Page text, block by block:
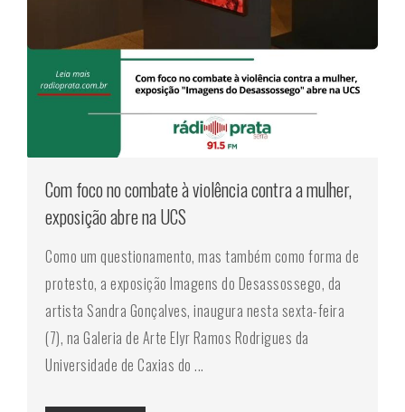
Com foco no combate à violência contra a mulher,
exposição abre na UCS
Como um questionamento, mas também como forma de
protesto, a exposição Imagens do Desassossego, da
artista Sandra Gonçalves, inaugura nesta sexta-feira
(7), na Galeria de Arte Elyr Ramos Rodrigues da
Universidade de Caxias do ...